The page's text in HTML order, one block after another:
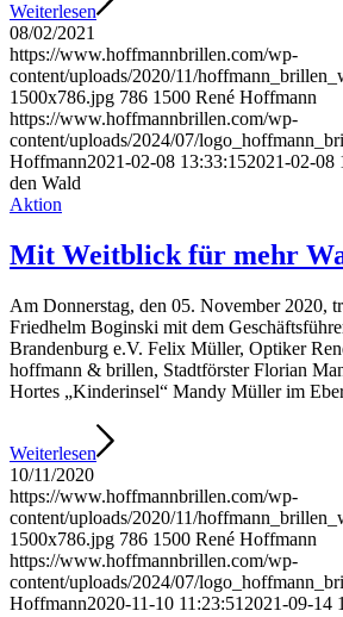
Weiterlesen
08/02/2021
https://www.hoffmannbrillen.com/wp-
content/uploads/2020/11/
1500x786.jpg 786 1500 René Hoffmann
https://www.hoffmannbrillen.com/wp-
content/uploads/2024/07/
Hoffmann2021-02-08 13:33:152021-02-08
den Wald
Aktion
Mit Weitblick für mehr
Am Donnerstag, den 05. November 2020,
Friedhelm Boginski mit dem
Brandenburg e.V. Felix Müller, Optiker
hoffmann & brillen, Stadtförster Florian
Hortes „Kinderinsel“ Mandy Müller im
Weiterlesen
10/11/2020
https://www.hoffmannbrillen.com/wp-
content/uploads/2020/11/
1500x786.jpg 786 1500 René Hoffmann
https://www.hoffmannbrillen.com/wp-
content/uploads/2024/07/
Hoffmann2020-11-10 11:23:51 2021-09-14